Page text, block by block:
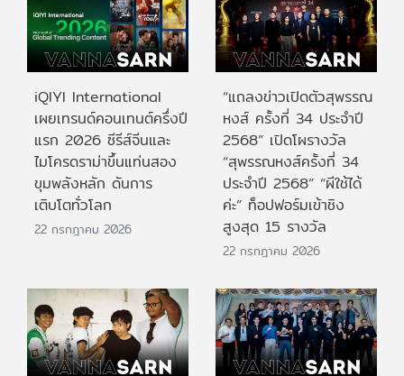
iQIYI International
เผยเทรนด์คอนเทนต์ครึ่งปี
แรก 2026 ซีรีส์จีนและ
ไมโครดราม่าขึ้นแท่นสอง
ขุมพลังหลัก ดันการ
เติบโตทั่วโลก
22 กรกฎาคม 2026
“แถลงข่าวเปิดตัวสุพรรณ
หงส์ ครั้งที่ 34 ประจำปี
2568” เปิดโผรางวัล
“สุพรรณหงส์ครั้งที่ 34
ประจำปี 2568” “ผีใช้ได้
ค่ะ” ท็อปฟอร์มเข้าชิง
สูงสุด 15 รางวัล
22 กรกฎาคม 2026